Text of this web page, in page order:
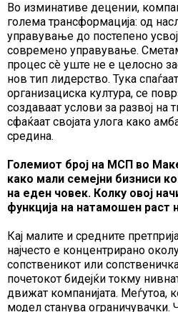
Во изминативе децении,
голема трансформација: од
управување до постепено
современо управување.
процес сè уште не е целосно
нов тип лидерство. Тука
организациска култура, се
создаваат услови за развој на
сфаќаат својата улога како
средина.
Големиот број на МСП во
како мали семејни бизниси
на еден човек. Колку овој
функција на натамошен раст
Кај малите и средните
најчесто е концентрирано
сопственикот или
почетокот бидејќи токму
движат компанијата. Меѓутоа,
модел станува